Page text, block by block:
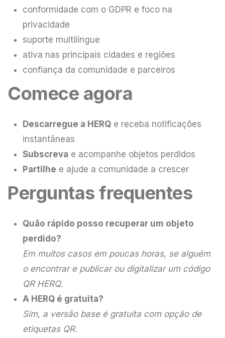
conformidade com o GDPR e foco na
privacidade
suporte multilingue
ativa nas principais cidades e regiões
confiança da comunidade e parceiros
Comece agora
Descarregue a HERQ e receba notificações
instantâneas
Subscreva e acompanhe objetos perdidos
Partilhe e ajude a comunidade a crescer
Perguntas frequentes
Quão rápido posso recuperar um objeto
perdido?
Em muitos casos em poucas horas, se alguém
o encontrar e publicar ou digitalizar um código
QR HERQ.
A HERQ é gratuita?
Sim, a versão base é gratuita com opção de
etiquetas QR.